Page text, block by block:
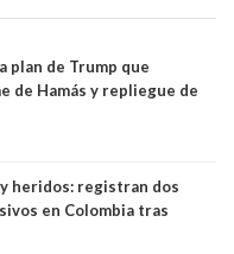
plan de Trump que
de Hamás y repliegue de
heridos: registran dos
en Colombia tras